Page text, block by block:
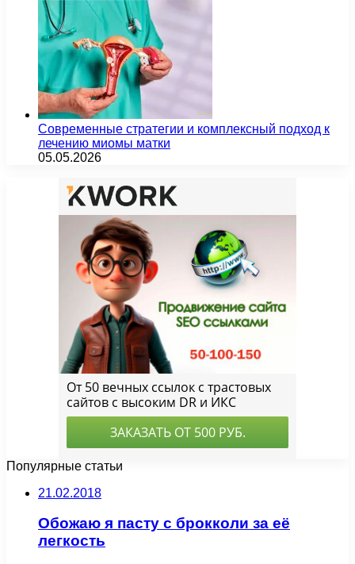
Современные стратегии и комплексный подход к
лечению миомы матки
05.05.2026
Популярные статьи
21.02.2018
Обожаю я пасту с брокколи за её
легкость